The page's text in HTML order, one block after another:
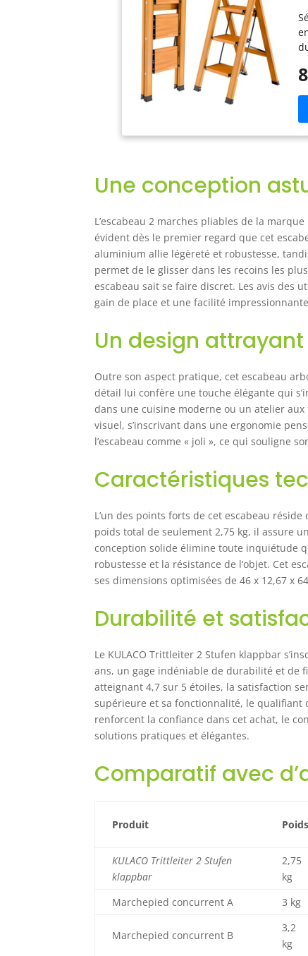
Une conception
L’escabeau 2 marches pliables de la
évident dès le premier regard que cet
aluminium allie légèreté et robustesse,
permet de le glisser dans les recoins les
escabeau sait se faire discret. Les avis des
gain de place et une facilité
Un design
Outre son aspect pratique, cet escabeau
détail lui confère une touche élégante qui
dans une cuisine moderne ou un atelier aux
visuel, s’inscrivant dans une ergonomie
l’escabeau comme « joli », ce qui souligne
Caractéristiques
L’un des points forts de cet escabeau
poids total de seulement 2,75 kg, il assure
conception solide élimine toute inquiétude
robustesse et la résistance de l’objet. Cet
ses dimensions optimisées de 46 x 12,67 x
Durabilité et
Le KULACO Trittleiter 2 Stufen klappbar
ans, un gage indéniable de durabilité et de
atteignant 4,7 sur 5 étoiles, la satisfaction
supérieure et sa fonctionnalité, le qualifiant
renforcent la confiance dans cet achat, le
solutions pratiques et élégantes.
Comparatif avec
Produit Poids
KULACO Trittleiter 2 Stufen
klappbar
2,75
kg
Marchepied concurrent A 3 kg
Marchepied concurrent B
3,2
kg